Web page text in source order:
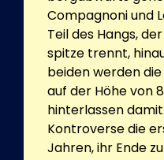
Compagnoni und
Teil des Hangs,
spitze trennt,
beiden werden
auf der Höhe von
hinterlassen
Kontroverse die
Jahren, ihr Ende